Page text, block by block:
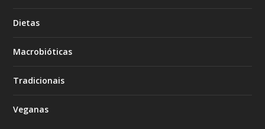
Dietas
Macrobióticas
Tradicionais
Veganas